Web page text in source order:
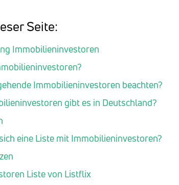
Seite:
Immobilieninvestoren
Immobilieninvestoren beachten?
gibt es in Deutschland?
eine Liste mit Immobilieninvestoren?
Liste von Listflix